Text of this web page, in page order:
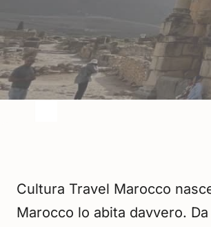
Cultura Travel Marocco
Marocco lo abita davvero.